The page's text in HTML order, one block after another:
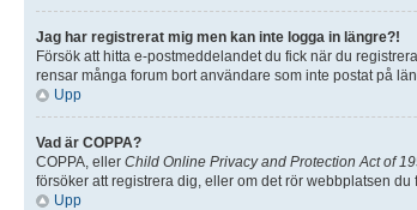
Jag har registrerat mig men kan inte logga in längre?!
Försök att hitta e-postmeddelandet du fick när du
rensar många forum bort användare som inte postat på
Upp
Vad är COPPA?
COPPA, eller Child Online Privacy and Protection Act of
försöker att registrera dig, eller om det rör webbplatsen
Upp